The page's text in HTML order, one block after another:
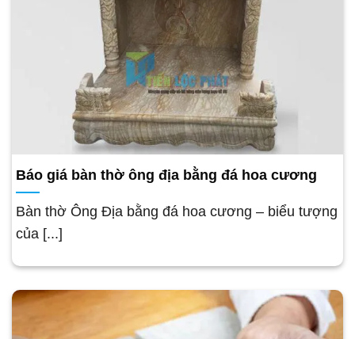
Báo giá bàn thờ ông địa bằng đá hoa cương
Bàn thờ Ông Địa bằng đá hoa cương – biểu tượng
của [...]